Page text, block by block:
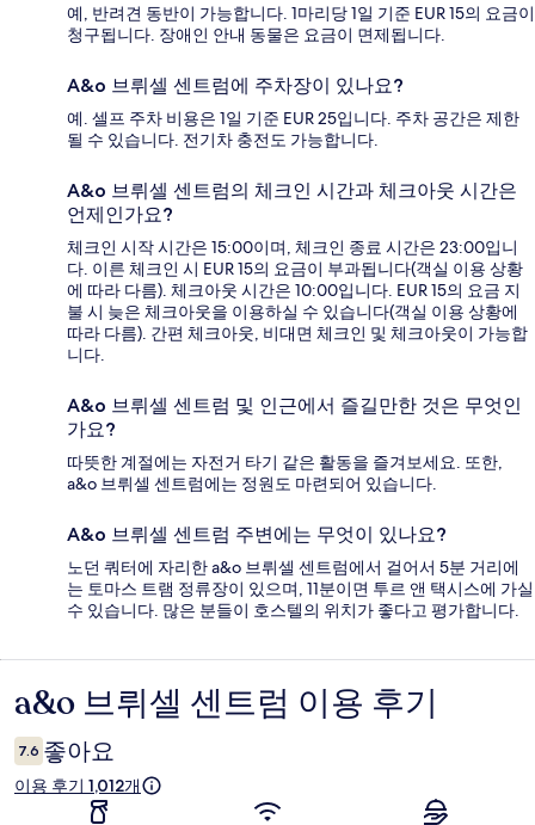
예, 반려견 동반이 가능합니다. 1마리당 1일 기준 EUR 15의 요금이
청구됩니다. 장애인 안내 동물은 요금이 면제됩니다.
A&o 브뤼셀 센트럼에 주차장이 있나요?
예. 셀프 주차 비용은 1일 기준 EUR 25입니다. 주차 공간은 제한
될 수 있습니다. 전기차 충전도 가능합니다.
A&o 브뤼셀 센트럼의 체크인 시간과 체크아웃 시간은
언제인가요?
체크인 시작 시간은 15:00이며, 체크인 종료 시간은 23:00입니
다. 이른 체크인 시 EUR 15의 요금이 부과됩니다(객실 이용 상황
에 따라 다름). 체크아웃 시간은 10:00입니다. EUR 15의 요금 지
불 시 늦은 체크아웃을 이용하실 수 있습니다(객실 이용 상황에
따라 다름). 간편 체크아웃, 비대면 체크인 및 체크아웃이 가능합
니다.
A&o 브뤼셀 센트럼 및 인근에서 즐길만한 것은 무엇인
가요?
따뜻한 계절에는 자전거 타기 같은 활동을 즐겨보세요. 또한,
a&o 브뤼셀 센트럼에는 정원도 마련되어 있습니다.
A&o 브뤼셀 센트럼 주변에는 무엇이 있나요?
노던 쿼터에 자리한 a&o 브뤼셀 센트럼에서 걸어서 5분 거리에
는 토마스 트램 정류장이 있으며, 11분이면 투르 앤 택시스에 가실
수 있습니다. 많은 분들이 호스텔의 위치가 좋다고 평가합니다.
이
용
후
a&o 브뤼셀 센트럼 이용 후기
7.6 좋아요
이용 후기 1,012개